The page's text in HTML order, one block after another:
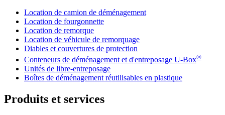
Location de camion de déménagement
Location de fourgonnette
Location de remorque
Location de véhicule de remorquage
Diables et couvertures de protection
Conteneurs de déménagement et d'entreposage U-Box®
Unités de libre-entreposage
Boîtes de déménagement réutilisables en plastique
Produits et services